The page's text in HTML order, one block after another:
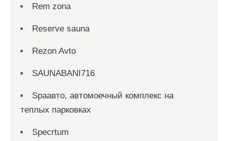
Rem zona
Reserve sauna
Rezon Avto
SAUNABANI716
Spaавто, автомоечный комплекс на
теплых парковках
Specrtum